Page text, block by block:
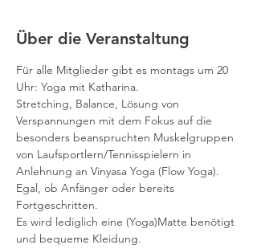
Über die Veranstaltung
Für alle Mitglieder gibt es montags um 20
Uhr: Yoga mit Katharina.
Stretching, Balance, Lösung von
Verspannungen mit dem Fokus auf die
besonders beanspruchten Muskelgruppen
von Laufsportlern/Tennisspielern in
Anlehnung an Vinyasa Yoga (Flow Yoga).
Egal, ob Anfänger oder bereits
Fortgeschritten.
Es wird lediglich eine (Yoga)Matte benötigt
und bequeme Kleidung.